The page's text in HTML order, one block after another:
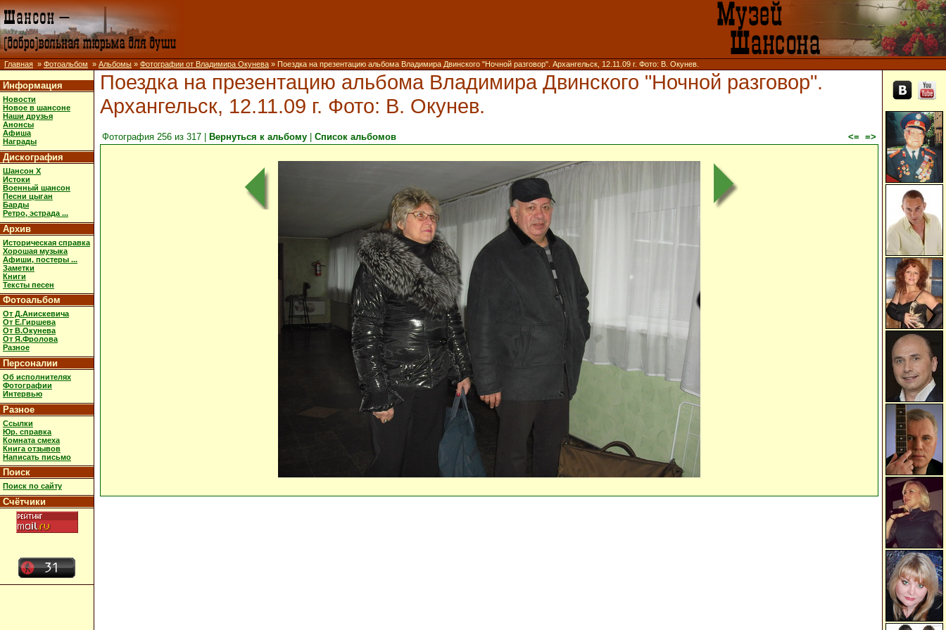
Главная » Фотоальбом » Альбомы » Фотографии от Владимира Окунева » Поездка на презентацию альбома Владимира Двинского "Ночной разговор". Архангельск, 12.11.09 г. Фото: В. Окунев.
Информация
Новости
Новое в шансоне
Наши друзья
Анонсы
Афиша
Награды
Дискография
Шансон X
Истоки
Военный шансон
Песни цыган
Барды
Ретро, эстрада ...
Архив
Историческая справка
Хорошая музыка
Афиши, постеры ...
Заметки
Книги
Тексты песен
Фотоальбом
От Д.Анискевича
От Е.Гиршева
От В.Окунева
От Я.Фролова
Разное
Персоналии
Об исполнителях
Фотографии
Интервью
Разное
Ссылки
Юр. справка
Комната смеха
Книга отзывов
Написать письмо
Поиск
Поиск по сайту
Счётчики
Поездка на презентацию альбома Владимира Двинского "Ночной разговор".
Архангельск, 12.11.09 г. Фото: В. Окунев.
Фотография 256 из 317 | Вернуться к альбому Список альбомов <= =>